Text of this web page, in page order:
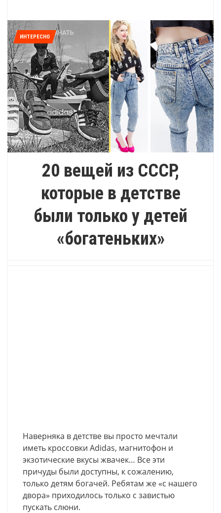
ИНТЕРЕСНО
20 вещей из СССР,
которые в детстве
были только у детей
«богатеньких»
Наверняка в детстве вы просто мечтали
иметь кроссовки Adidas, магнитофон и
экзотические вкусы жвачек… Все эти
причуды были доступны, к сожалению,
только детям богачей. Ребятам же «с нашего
двора» приходилось только с завистью
пускать слюни.